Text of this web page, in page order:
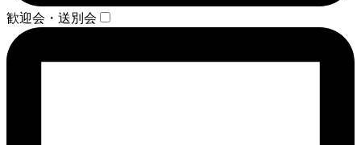
歓迎会・送別会